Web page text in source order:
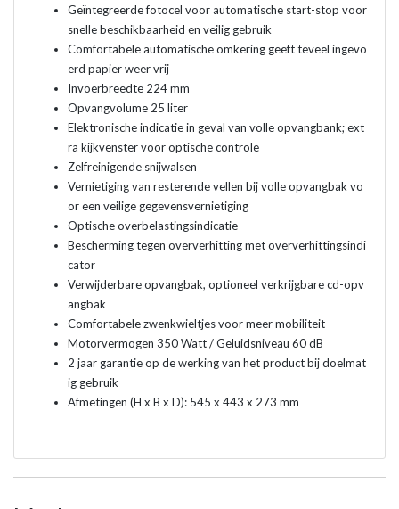
Geïntegreerde fotocel voor automatische start-stop voor
snelle beschikbaarheid en veilig gebruik
Comfortabele automatische omkering geeft teveel ingevo
erd papier weer vrij
Invoerbreedte 224 mm
Opvangvolume 25 liter
Elektronische indicatie in geval van volle opvangbank; ext
ra kijkvenster voor optische controle
Zelfreinigende snijwalsen
Vernietiging van resterende vellen bij volle opvangbak vo
or een veilige gegevensvernietiging
Optische overbelastingsindicatie
Bescherming tegen oververhitting met oververhittingsindi
cator
Verwijderbare opvangbak, optioneel verkrijgbare cd-opv
angbak
Comfortabele zwenkwieltjes voor meer mobiliteit
Motorvermogen 350 Watt / Geluidsniveau 60 dB
2 jaar garantie op de werking van het product bij doelmat
ig gebruik
Afmetingen (H x B x D): 545 x 443 x 273 mm